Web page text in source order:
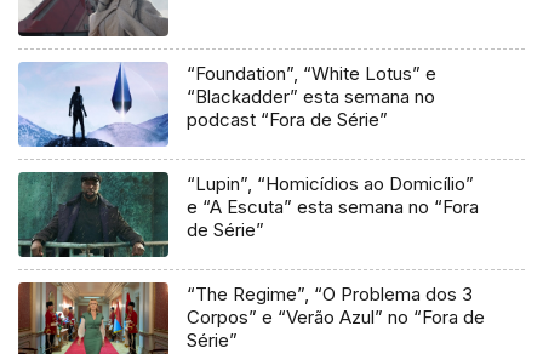
“Foundation”, “White Lotus” e
“Blackadder” esta semana no
podcast “Fora de Série”
“Lupin”, “Homicídios ao Domicílio”
e “A Escuta” esta semana no “Fora
de Série”
“The Regime”, “O Problema dos 3
Corpos” e “Verão Azul” no “Fora de
Série”